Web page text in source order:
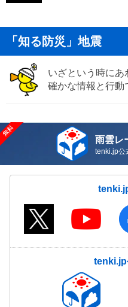
「知る防災」地震
いざという時にあ
確かな情報と行動
雨雲レ
tenki.jp
tenki.jp